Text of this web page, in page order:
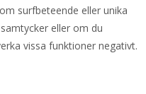
surfbeteende eller unika
eller om du
vissa funktioner negativt.